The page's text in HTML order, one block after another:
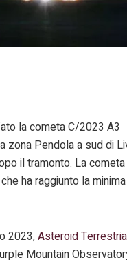
la cometa C/2023 A3
zona Pendola a sud di
il tramonto. La
ha raggiunto la minima
2023,Asteroid
Mountain